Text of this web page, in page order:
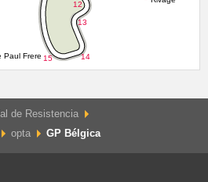
de Resistencia
opta GP Bélgica